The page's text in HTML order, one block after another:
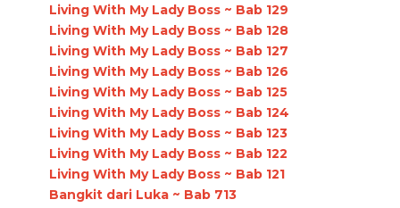
Living With My Lady Boss ~ Bab 129
Living With My Lady Boss ~ Bab 128
Living With My Lady Boss ~ Bab 127
Living With My Lady Boss ~ Bab 126
Living With My Lady Boss ~ Bab 125
Living With My Lady Boss ~ Bab 124
Living With My Lady Boss ~ Bab 123
Living With My Lady Boss ~ Bab 122
Living With My Lady Boss ~ Bab 121
Bangkit dari Luka ~ Bab 713